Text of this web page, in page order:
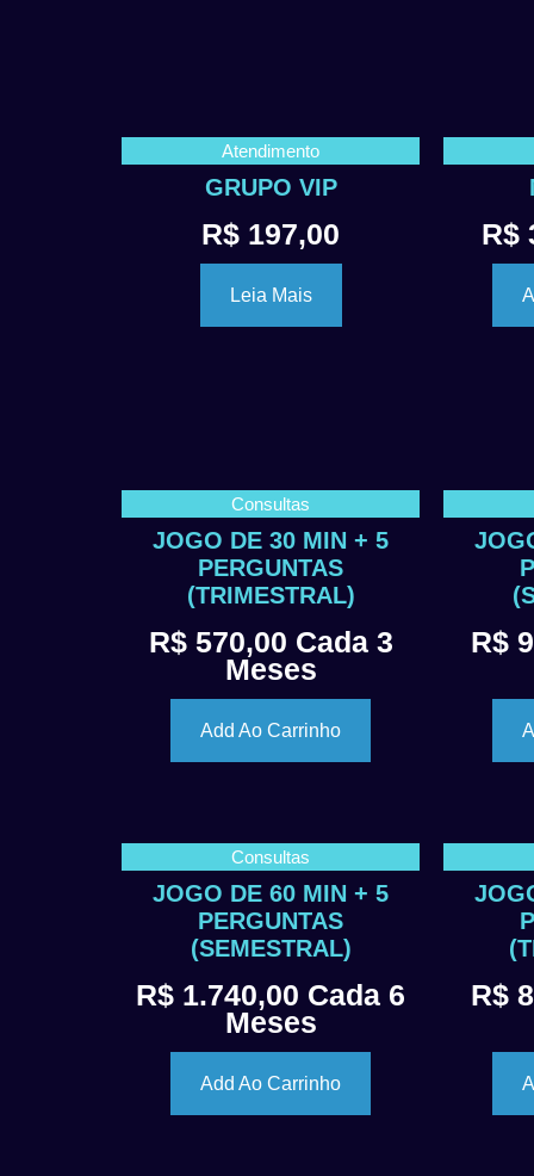
Atendimento
GRUPO VIP
R$ 197,00
Leia Mais
R$
Consultas
JOGO DE 30 MIN + 5
PERGUNTAS
(TRIMESTRAL)
R$570,00 Cada 3
Meses
Add Ao Carrinho
R$
Consultas
JOGO DE 60 MIN + 5
PERGUNTAS
(SEMESTRAL)
R$ 1.740,00 Cada 6
Meses
Add Ao Carrinho
R$